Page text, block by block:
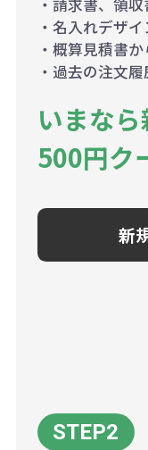
・請求書、領
・名入れデザ
・概算見積書
・過去の注文
いまな
500円ク
新